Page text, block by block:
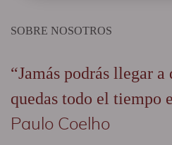
SOBRE NOSOTROS
“Jamás podrás llegar
quedas todo el tiempo
Paulo Coelho